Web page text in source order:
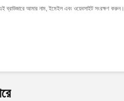
এই ব্রাউজারে আমার নাম, ইমেইল এবং ওয়েবসাইট সংরক্ষণ করুন।